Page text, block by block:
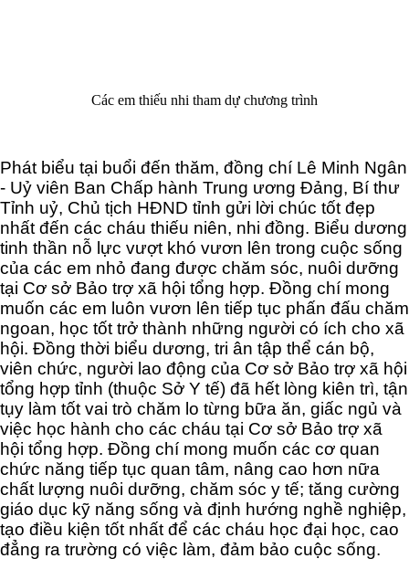
Các em thiếu nhi tham dự chương trình
Phát biểu tại buổi đến thăm, đồng chí Lê Minh Ngân
- Uỷ viên Ban Chấp hành Trung ương Đảng, Bí thư
Tỉnh uỷ, Chủ tịch HĐND tỉnh gửi lời chúc tốt đẹp
nhất đến các cháu thiếu niên, nhi đồng. Biểu dương
tinh thần nỗ lực vượt khó vươn lên trong cuộc sống
của các em nhỏ đang được chăm sóc, nuôi dưỡng
tại Cơ sở Bảo trợ xã hội tổng hợp. Đồng chí mong
muốn các em luôn vươn lên tiếp tục phấn đấu chăm
ngoan, học tốt trở thành những người có ích cho xã
hội. Đồng thời biểu dương, tri ân tập thể cán bộ,
viên chức, người lao động của Cơ sở Bảo trợ xã hội
tổng hợp tỉnh (thuộc Sở Y tế) đã hết lòng kiên trì, tận
tụy làm tốt vai trò chăm lo từng bữa ăn, giấc ngủ và
việc học hành cho các cháu tại Cơ sở Bảo trợ xã
hội tổng hợp. Đồng chí mong muốn các cơ quan
chức năng tiếp tục quan tâm, nâng cao hơn nữa
chất lượng nuôi dưỡng, chăm sóc y tế; tăng cường
giáo dục kỹ năng sống và định hướng nghề nghiệp,
tạo điều kiện tốt nhất để các cháu học đại học, cao
đẳng ra trường có việc làm, đảm bảo cuộc sống.